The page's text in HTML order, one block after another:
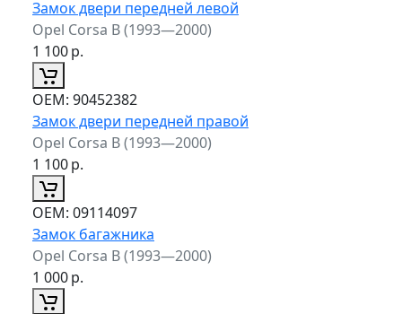
Замок двери передней левой
Opel Corsa B (1993—2000)
1 100р.
ОЕМ: 90452382
Замок двери передней правой
Opel Corsa B (1993—2000)
1 100р.
ОЕМ: 09114097
Замок багажника
Opel Corsa B (1993—2000)
1 000р.